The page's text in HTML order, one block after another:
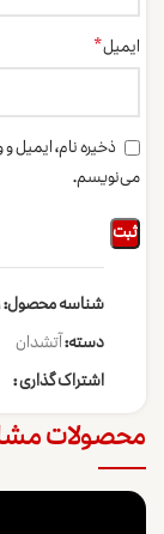
ایمیل*
ذخیره نام، ایمیل
می‌نویسم.
شناسه محصول:
دسته:آتشدان
اشتراک گذاری :
محصولات